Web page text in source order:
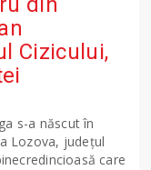
Cizicului,
s-a născut în
Lozova, județul
care